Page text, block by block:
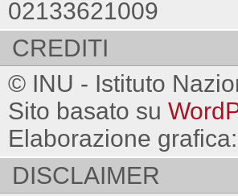
02133621009
CREDITI
© INU - Istituto
Sito basato su
Elaborazione grafica:
DISCLAIMER